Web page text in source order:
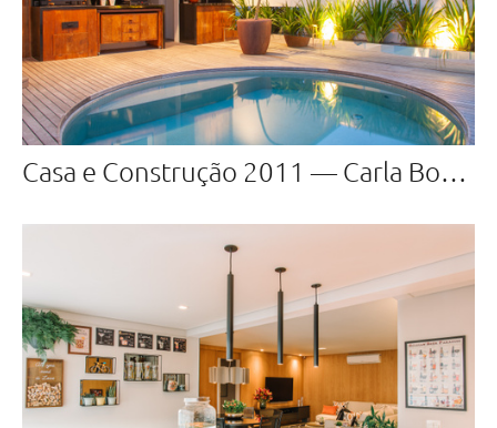
Casa e Construção 2011 — Carla Bonotti